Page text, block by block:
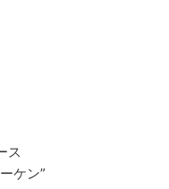
ス
ケン”